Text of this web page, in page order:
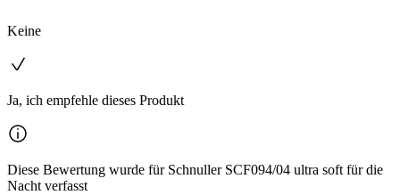
Keine
Ja, ich empfehle dieses Produkt
Diese Bewertung wurde für Schnuller SCF094/04 ultra soft für die
Nacht verfasst